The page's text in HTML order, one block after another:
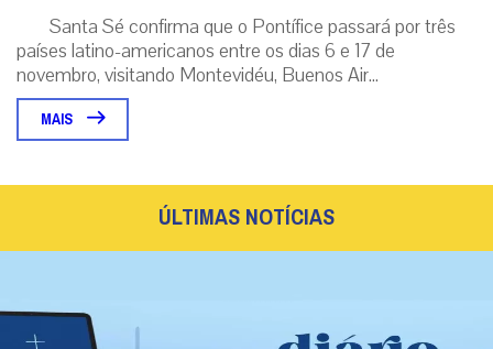
Santa Sé confirma que o Pontífice passará por três
países latino-americanos entre os dias 6 e 17 de
novembro, visitando Montevidéu, Buenos Air...
MAIS
ÚLTIMAS NOTÍCIAS